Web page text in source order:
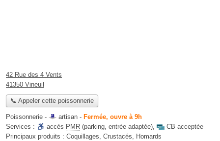
42 Rue des 4 Vents
41350 Vineuil
📞 Appeler cette poissonnerie
Poissonnerie - artisan - Fermée, ouvre à 9h
Services :
accès PMR (parking, entrée adaptée),
CB acceptée
Principaux produits : Coquillages, Crustacés, Homards